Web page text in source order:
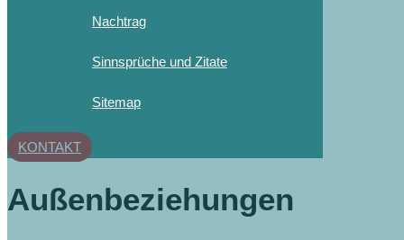
Nachtrag
Sinnsprüche und Zitate
Sitemap
KONTAKT
Außenbeziehungen